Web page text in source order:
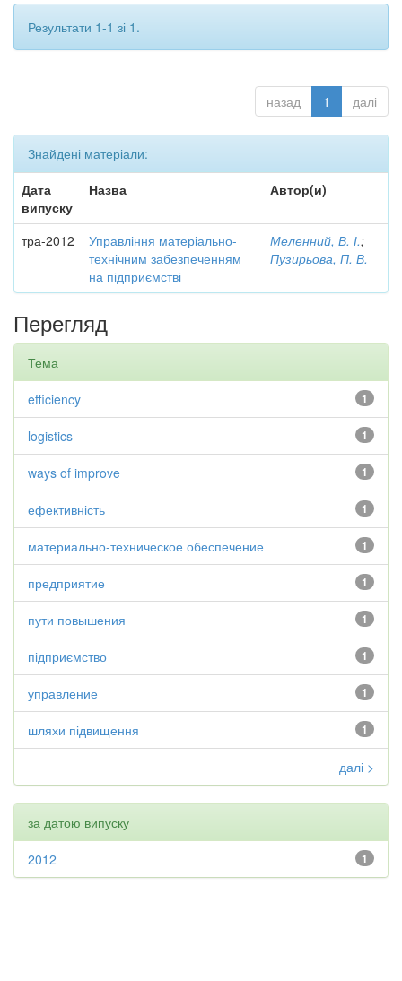
Результати 1-1 зі 1.
назад 1 далі
Знайдені матеріали:
Дата
випуску
Назва Автор(и)
тра-2012
Управління матеріально-
технічним забезпеченням
на підприємстві
Меленний, В. І.;
Пузирьова, П. В.
Перегляд
Тема
1
efficiency
1
logistics
1
ways of improve
1
ефективність
1
материально-техническое обеспечение
1
предприятие
1
пути повышения
1
підприємство
1
управление
1
шляхи підвищення
далі >
за датою випуску
1
2012